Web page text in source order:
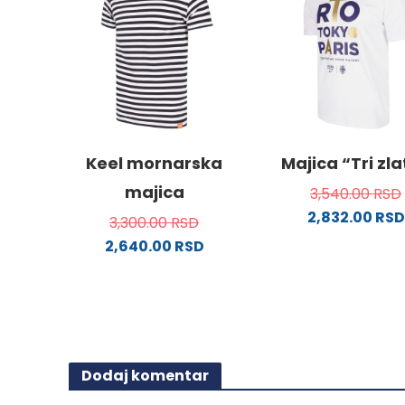
varijanti.
Opcije
mogu
biti
izabrane
na
stranici
na
stranici
Keel mornarska
majica
3,300.00RSD
2,640.00 RSD
Opcije
Majica “Tri
3,540.00RSD
2,832.00 RSD
biti
Dodaj komentar